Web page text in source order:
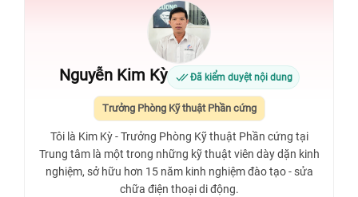
Nguyễn Kim Kỳ Đã kiểm duyệt nội dung
Trưởng Phòng Kỹ thuật Phần cứng
Tôi là Kim Kỳ - Trưởng Phòng Kỹ thuật Phần cứng tại
Trung tâm là một trong những kỹ thuật viên dày dặn kinh
nghiệm, sở hữu hơn 15 năm kinh nghiệm đào tạo - sửa
chữa điện thoại di động.